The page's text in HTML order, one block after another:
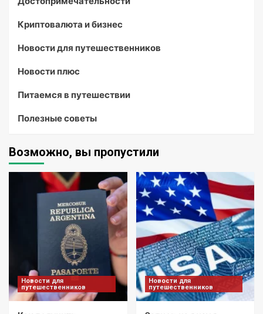
Криптовалюта и бизнес
Новости для путешественников
Новости плюс
Питаемся в путешествии
Полезные советы
Возможно, вы пропустили
Новости для
путешественников
Новости для
путешественников